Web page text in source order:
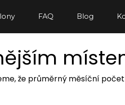
FAQ Blog
že průměrný měsíční